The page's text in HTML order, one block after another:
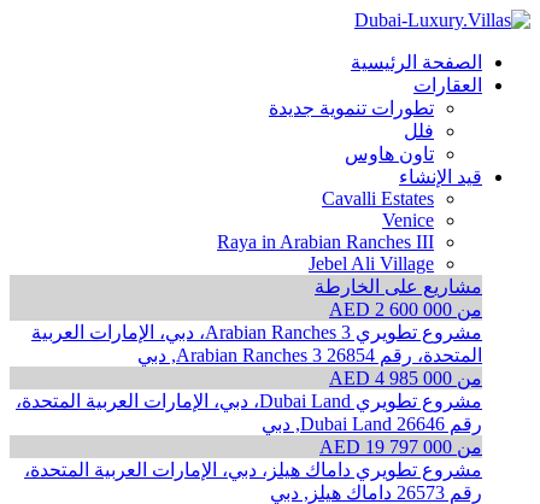
الصفحة الرئيسية
العقارات
تطورات تنموية جديدة
فلل
تاون هاوس
قيد الإنشاء
Cavalli Estates
Venice
Raya in Arabian Ranches III
Jebel Ali Village
مشاريع على الخارطة
من AED 2 600 000
مشروع تطويري Arabian Ranches 3، دبي، الإمارات العربية
المتحدة، رقم 26854
Arabian Ranches 3, دبي
من AED 4 985 000
مشروع تطويري Dubai Land، دبي، الإمارات العربية المتحدة،
رقم 26646
Dubai Land, دبي
من AED 19 797 000
مشروع تطويري داماك هيلز، دبي، الإمارات العربية المتحدة،
رقم 26573
داماك هيلز, دبي